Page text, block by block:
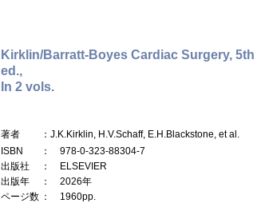
Kirklin/Barratt-Boyes Cardiac Surgery, 5th
ed.,
In 2 vols.
著者
：J.K.Kirklin, H.V.Schaff, E.H.Blackstone, et al.
ISBN
： 978-0-323-88304-7
出版社
： ELSEVIER
出版年
： 2026年
ページ数 ： 1960pp.